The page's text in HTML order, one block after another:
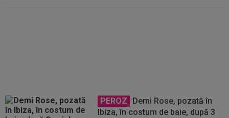
PEROZ
Demi Rose, pozată în
Ibiza, în costum de baie, după 3